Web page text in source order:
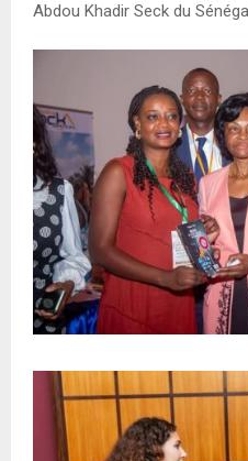
Abdou Khadir Seck du